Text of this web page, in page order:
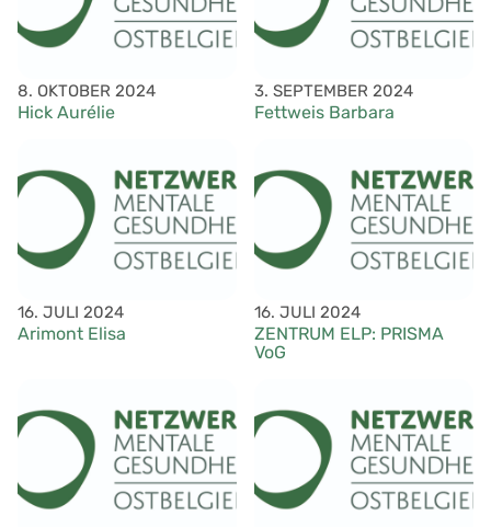
8. OKTOBER 2024
Hick Aurélie
3. SEPTEMBER 2024
Fettweis Barbara
16. JULI 2024
Arimont Elisa
16. JULI 2024
ZENTRUM ELP: PRISMA
VoG